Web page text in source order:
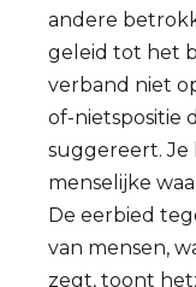
andere
geleid tot het
verband niet
of-nietspositie
suggereert.
menselijke
De eerbied
van mensen,
zegt, toont